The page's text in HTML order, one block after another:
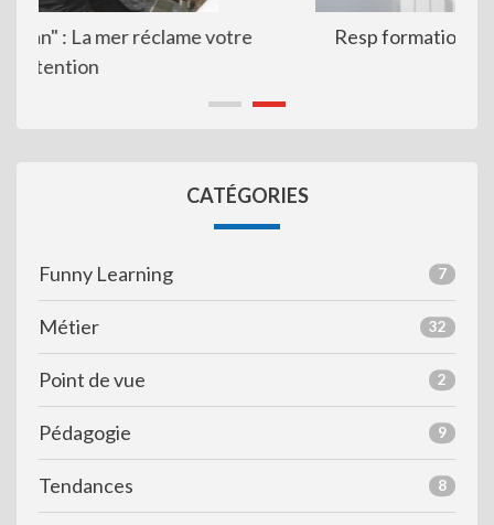
Resp formation : voie sans issue ?
CATÉGORIES
Funny Learning 7
Métier 32
Point de vue 2
Pédagogie 9
Tendances 8